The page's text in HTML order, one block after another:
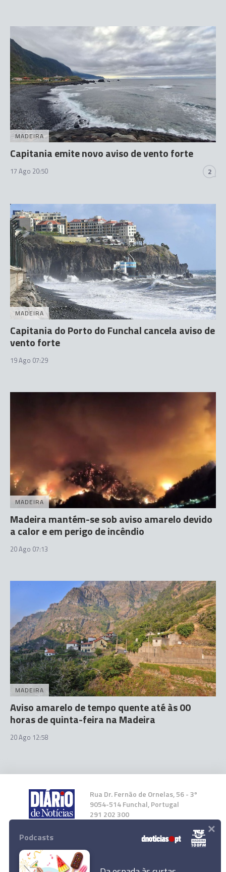
MADEIRA
Capitania emite novo aviso de vento forte
17 Ago 20:50 2
MADEIRA
Capitania do Porto do Funchal cancela aviso de
vento forte
19 Ago 07:29
MADEIRA
Madeira mantém-se sob aviso amarelo devido
a calor e em perigo de incêndio
20 Ago 07:13
MADEIRA
Aviso amarelo de tempo quente até às 00
horas de quinta-feira na Madeira
20 Ago 12:58
Rua Dr. Fernão de Ornelas, 56 - 3º
9054-514 Funchal, Portugal
291 202 300
Instale a nossa App
Podcasts ×